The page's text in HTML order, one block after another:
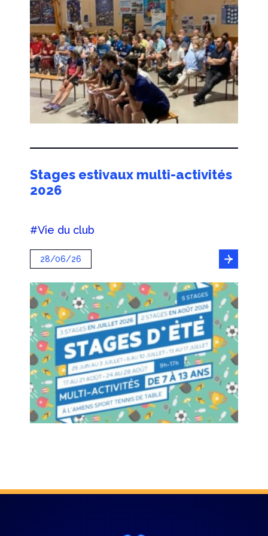
Stages estivaux multi-activités
2026
#Vie du club
28/06/26